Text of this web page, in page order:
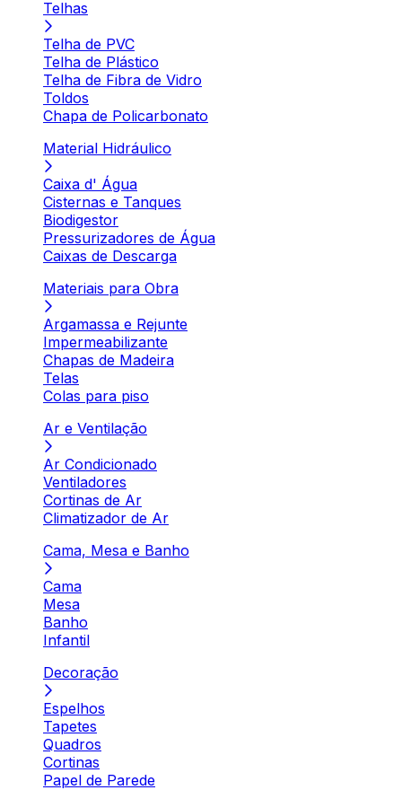
Telhas
Telha de PVC
Telha de Plástico
Telha de Fibra de Vidro
Toldos
Chapa de Policarbonato
Material Hidráulico
Caixa d' Água
Cisternas e Tanques
Biodigestor
Pressurizadores de Água
Caixas de Descarga
Materiais para Obra
Argamassa e Rejunte
Impermeabilizante
Chapas de Madeira
Telas
Colas para piso
Ar e Ventilação
Ar Condicionado
Ventiladores
Cortinas de Ar
Climatizador de Ar
Cama, Mesa e Banho
Cama
Mesa
Banho
Infantil
Decoração
Espelhos
Tapetes
Quadros
Cortinas
Papel de Parede